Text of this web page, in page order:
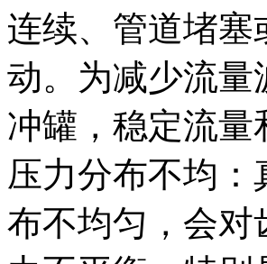
连续、管道堵
动。为减少流量
冲罐，稳定流量
压力分布不均
布不均匀，会对